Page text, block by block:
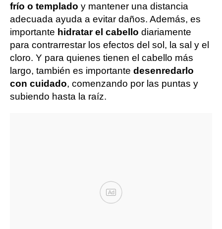
frío o templado y mantener una distancia
adecuada ayuda a evitar daños. Además, es
importante hidratar el cabello diariamente
para contrarrestar los efectos del sol, la sal y el
cloro. Y para quienes tienen el cabello más
largo, también es importante desenredarlo
con cuidado, comenzando por las puntas y
subiendo hasta la raíz.
Ad